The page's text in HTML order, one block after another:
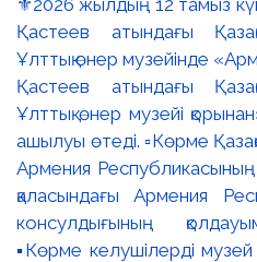
Қастеев атындағы
Ұлттық өнер музейінде
Қастеев атындағы
Ұлттық өнер музейі
ашылуы өтеді. ▫️Көрме
Армения Республикасының
қаласындағы Армения
консулдығының
▪️Көрме келушілерді